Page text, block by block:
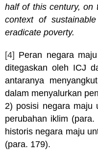
half of this century, on
context of
eradicate poverty.
[4] Peran negara
ditegaskan oleh ICJ
antaranya
dalam menyalurkan
2) posisi negara maju
perubahan iklim
historis negara maju
(para. 179).